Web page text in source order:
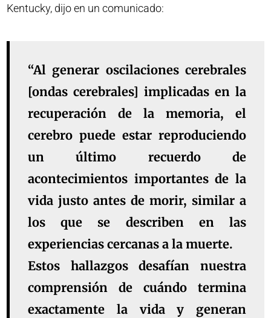
Kentucky, dijo en un comunicado:
“Al generar oscilaciones cerebrales
[ondas cerebrales] implicadas en la
recuperación de la memoria, el
cerebro puede estar reproduciendo
un último recuerdo de
acontecimientos importantes de la
vida justo antes de morir, similar a
los que se describen en las
experiencias cercanas a la muerte.
Estos hallazgos desafían nuestra
comprensión de cuándo termina
exactamente la vida y generan